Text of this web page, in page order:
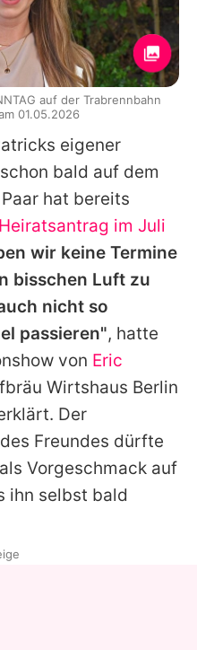
eigener
bald auf dem
hat bereits
Heiratsantrag im Juli
wir keine Termine
bisschen Luft zu
nicht so
passieren", hatte
von Eric
Wirtshaus Berlin
Der
Freundes dürfte
Vorgeschmack auf
ihn selbst bald
auf der Trabrennbahn
01.05.2026